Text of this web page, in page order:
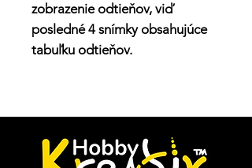
zobrazenie odtieňov, viď
posledné 4 snímky obsahujúce
tabuľku odtieňov.